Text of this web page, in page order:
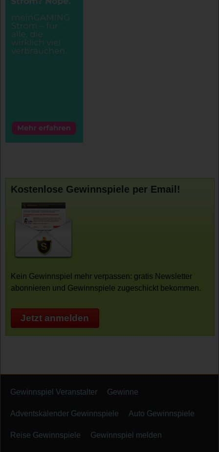
Kostenlose Gewinnspiele per Email!
Kein Gewinnspiel mehr verpassen: gratis Newsletter
abonnieren und Gewinnspiele zugeschickt bekommen.
Jetzt anmelden
Gewinnspiel Veranstalter Gewinne
Adventskalender Gewinnspiele Auto Gewinnspiele
Reise Gewinnspiele Gewinnspiel melden